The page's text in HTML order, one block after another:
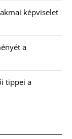
képviselet
a
tippei a